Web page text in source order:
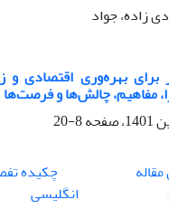
زاده، جواد
برای بهره‌وری اقتصادی
مفاهیم، چالش‌ها و فرصت‌ها
8-20
چکیده
انگلیسی